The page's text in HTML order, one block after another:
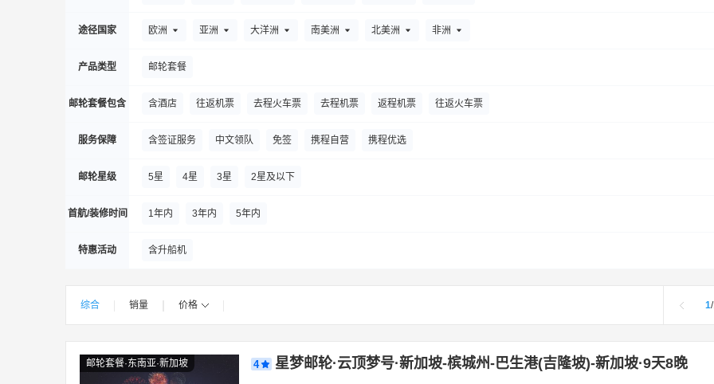
途径国家 欧洲 亚洲 大洋洲 南美洲 北美洲 非洲
产品类型 邮轮套餐
邮轮套餐包含 含酒店 往返机票 去程火车票 去程机票 返程机票 往返火车票
服务保障 含签证服务 中文领队 免签 携程自营 携程优选
邮轮星级 5星 4星 3星 2星及以下
首航/装修时间 1年内 3年内 5年内
特惠活动 含升船机
综合 销量 价格 1/
邮轮套餐·东南亚·新加坡 4 星梦邮轮·云顶梦号·新加坡-槟城州-巴生港(吉隆坡)-新加坡·9天8晚